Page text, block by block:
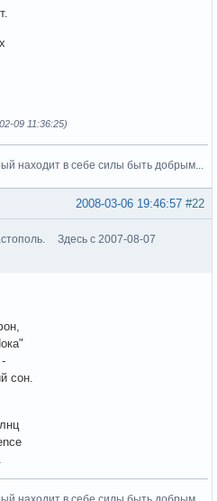
09 11:36:25)
находит в себе силы быть добрым...
#22
2008-03-06 19:46:57
Здесь с 2007-08-07
сон.